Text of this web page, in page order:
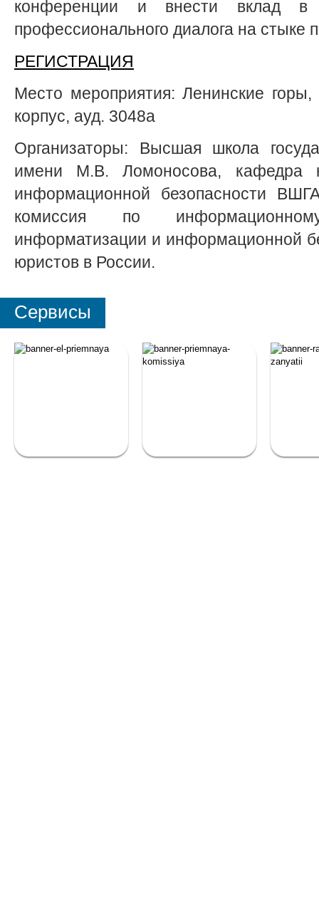
конференции и внести вклад в
профессионального диалога на стыке
РЕГИСТРАЦИЯ
Место мероприятия: Ленинские
корпус, ауд. 3048а
Организаторы: Высшая школа
имени М.В. Ломоносова, кафедра
информационной безопасности
комиссия по
информатизации и информационной
юристов в России.
Сервисы